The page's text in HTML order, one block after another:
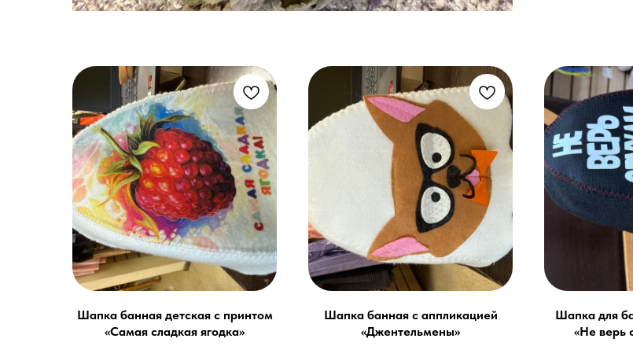
Шапка банная детская с принтом
«Самая сладкая ягодка»
Шапка банная с аппликацией
«Джентельмены»
Шапка для
«Не верь